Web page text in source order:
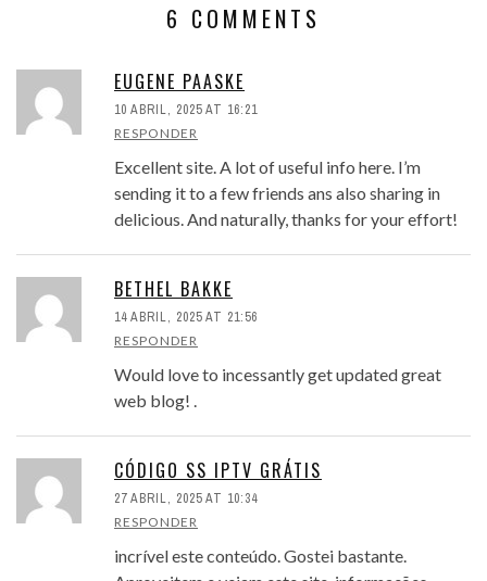
6 COMMENTS
EUGENE PAASKE
10 ABRIL, 2025 AT 16:21
RESPONDER
Excellent site. A lot of useful info here. I’m
sending it to a few friends ans also sharing in
delicious. And naturally, thanks for your effort!
BETHEL BAKKE
14 ABRIL, 2025 AT 21:56
RESPONDER
Would love to incessantly get updated great
web blog! .
CÓDIGO SS IPTV GRÁTIS
27 ABRIL, 2025 AT 10:34
RESPONDER
incrível este conteúdo. Gostei bastante.